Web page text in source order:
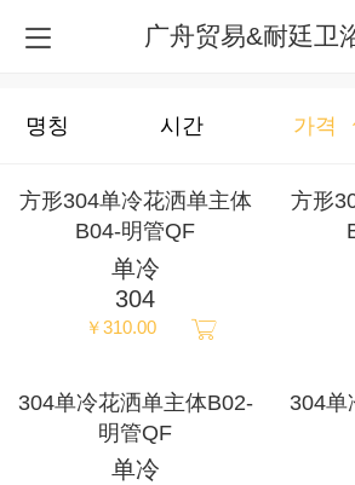
广舟贸易&耐廷卫
명칭 시간 가격
方形304单冷花洒单主体
B04-明管QF
单冷
304
￥310.00
方形
304单冷花洒单主体B02-
明管QF
单冷
304单